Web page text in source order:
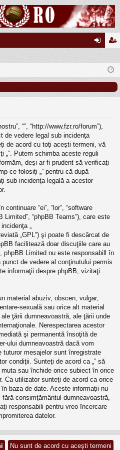
eg
“”, “http://www.fzr.ro/forum”),
de vedere legal sub incidenţa
de acord cu toţi aceşti termeni, vă
„”. Putem schimba aceste reguli
deşi ar fi prudent să verificaţi
ce folosiţi „” pentru că după
sub incidenţa legală a acestor
“ei”, “lor”, “software
Limited”, “phpBB Teams”), care este
„
„GPL”) şi poate fi descărcat de
facilitează doar discuţiile care au
phpBB Limited nu este responsabill în
de vedere al conţinutului permis
informaţii despre phpBB, vizitaţi:
material abuziv, obscen, vulgar,
sexuală sau orice alt material
ţării dumneavoastră, ale ţării unde
Nerespectarea acestor
şi permanentă însoţită de
ului dumneavoastră dacă vom
tuturor mesajelor sunt înregistrate
condiţii. Sunteţi de acord ca „” să
sau închide orice subiect în orice
Ca utilizator sunteţi de acord ca orice
baza de date. Aceste informaţii nu
consimţământul dumneavoastră,
responsabili pentru vreo încercare
datelor.